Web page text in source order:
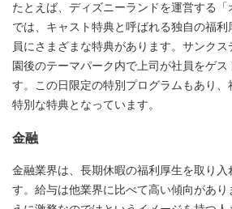
たとえば、ディズニーランドを運営する「
では、キャスト特典と呼ばれる独自の福
員にさまざまな特典があります。サンク
園後のテーマパーク内で上司が社員をゲス
す。この日限定の特別プログラムもあり、
特別な特典となっています。
金融
金融業界は、長期休暇の福利厚生を取り入
す。給与は他業界に比べて高い傾向があ